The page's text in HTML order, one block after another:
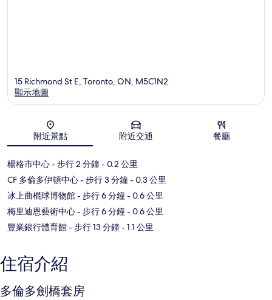
地圖
15 Richmond St E, Toronto, ON, M5C1N2
顯示地圖
附近景點 附近交通 餐廳
楊格市中心- 步行 2 分鐘- 0.2 公里
CF 多倫多伊頓中心- 步行 3 分鐘- 0.3 公里
冰上曲棍球博物館- 步行 6 分鐘- 0.6 公里
梅里迪恩藝術中心- 步行 6 分鐘- 0.6 公里
豐業銀行體育館- 步行 13 分鐘- 1.1 公里
住宿介紹
多倫多劍橋套房